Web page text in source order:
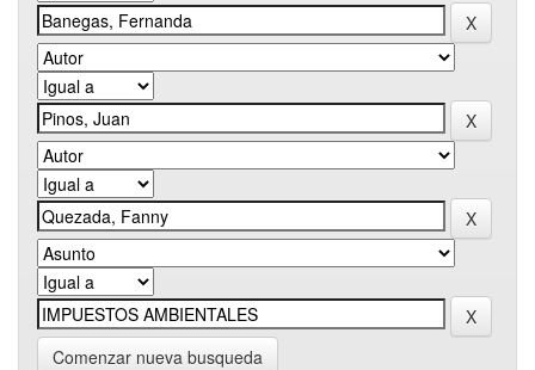
Comenzar nueva busqueda